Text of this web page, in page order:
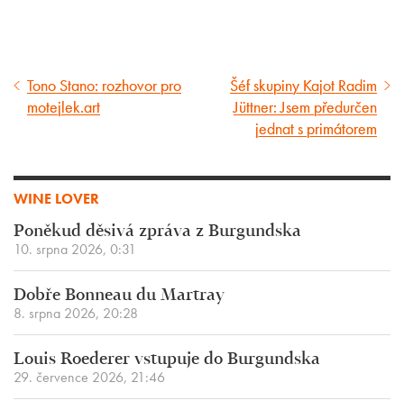
Předcházející
článek
Tono Stano: rozhovor pro
motejlek.art
Následující
článek
Šéf skupiny Kajot Radim
Jüttner: Jsem předurčen
jednat s primátorem
WINE LOVER
Poněkud děsivá zpráva z Burgundska
10. srpna 2026, 0:31
Dobře Bonneau du Martray
8. srpna 2026, 20:28
Louis Roederer vstupuje do Burgundska
29. července 2026, 21:46